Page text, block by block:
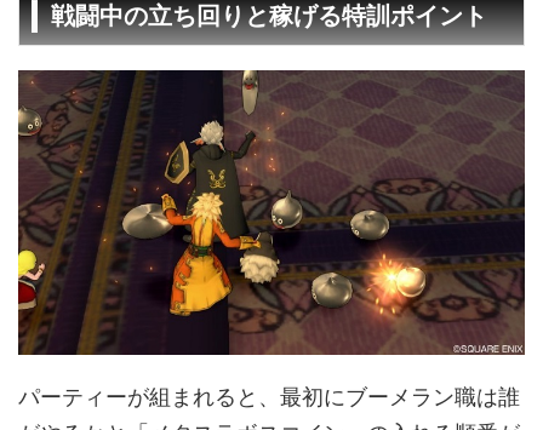
戦闘中の立ち回りと稼げる特訓ポイント
パーティーが組まれると、最初にブーメラン職は誰